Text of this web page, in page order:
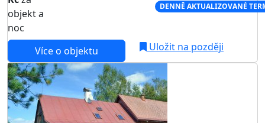
objekt a
noc
DENNĚ AKTUALIZOVANÉ
Více o objektu Uložit na později